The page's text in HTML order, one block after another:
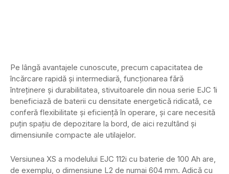
Pe lângă avantajele cunoscute, precum capacitatea de
încărcare rapidă și intermediară, funcționarea fără
întreținere și durabilitatea, stivuitoarele din noua serie EJC 1i
beneficiază de baterii cu densitate energetică ridicată, ce
conferă flexibilitate și eficiență în operare, și care necesită
puțin spațiu de depozitare la bord, de aici rezultând și
dimensiunile compacte ale utilajelor.
Versiunea XS a modelului EJC 112i cu baterie de 100 Ah are,
de exemplu, o dimensiune L2 de numai 604 mm. Adică cu